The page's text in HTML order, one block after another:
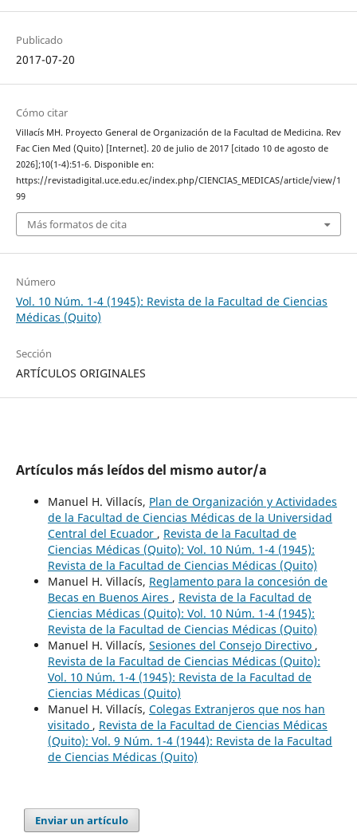
Publicado
2017-07-20
Cómo citar
Villacís MH. Proyecto General de Organización de la Facultad de Medicina. Rev
Fac Cien Med (Quito) [Internet]. 20 de julio de 2017 [citado 10 de agosto de
2026];10(1-4):51-6. Disponible en:
https://revistadigital.uce.edu.ec/index.php/CIENCIAS_MEDICAS/article/view/1
99
Más formatos de cita
Número
Vol. 10 Núm. 1-4 (1945): Revista de la Facultad de Ciencias
Médicas (Quito)
Sección
ARTÍCULOS ORIGINALES
Artículos más leídos del mismo autor/a
Manuel H. Villacís, Plan de Organización y Actividades
de la Facultad de Ciencias Médicas de la Universidad
Central del Ecuador , Revista de la Facultad de
Ciencias Médicas (Quito): Vol. 10 Núm. 1-4 (1945):
Revista de la Facultad de Ciencias Médicas (Quito)
Manuel H. Villacís, Reglamento para la concesión de
Becas en Buenos Aires , Revista de la Facultad de
Ciencias Médicas (Quito): Vol. 10 Núm. 1-4 (1945):
Revista de la Facultad de Ciencias Médicas (Quito)
Manuel H. Villacís, Sesiones del Consejo Directivo ,
Revista de la Facultad de Ciencias Médicas (Quito):
Vol. 10 Núm. 1-4 (1945): Revista de la Facultad de
Ciencias Médicas (Quito)
Manuel H. Villacís, Colegas Extranjeros que nos han
visitado , Revista de la Facultad de Ciencias Médicas
(Quito): Vol. 9 Núm. 1-4 (1944): Revista de la Facultad
de Ciencias Médicas (Quito)
Enviar un artículo